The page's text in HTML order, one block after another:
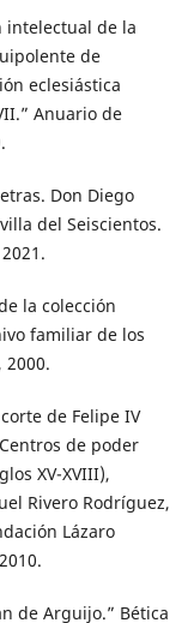
intelectual de la
de
eclesiástica
Anuario de
Don Diego
del Seiscientos.
la colección
familiar de los
de Felipe IV
de poder
XV-XVIII),
Rivero Rodríguez,
Lázaro
de Arguijo.” Bética